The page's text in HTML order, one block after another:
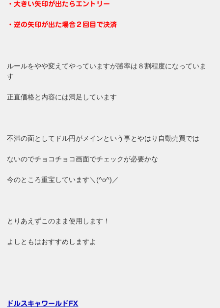
・大きい矢印が出たらエントリー
・逆の矢印が出た場合２回目で決済
ルールをやや変えてやっていますが勝率は８割程度になっていま
す
正直価格と内容には満足しています
不満の面としてドル円がメインという事とやはり自動売買では
ないのでチョコチョコ画面でチェックが必要かな
今のところ重宝しています＼(^o^)／
とりあえずこのまま使用します！
よしともはおすすめしますよ
ドルスキャワールドFX